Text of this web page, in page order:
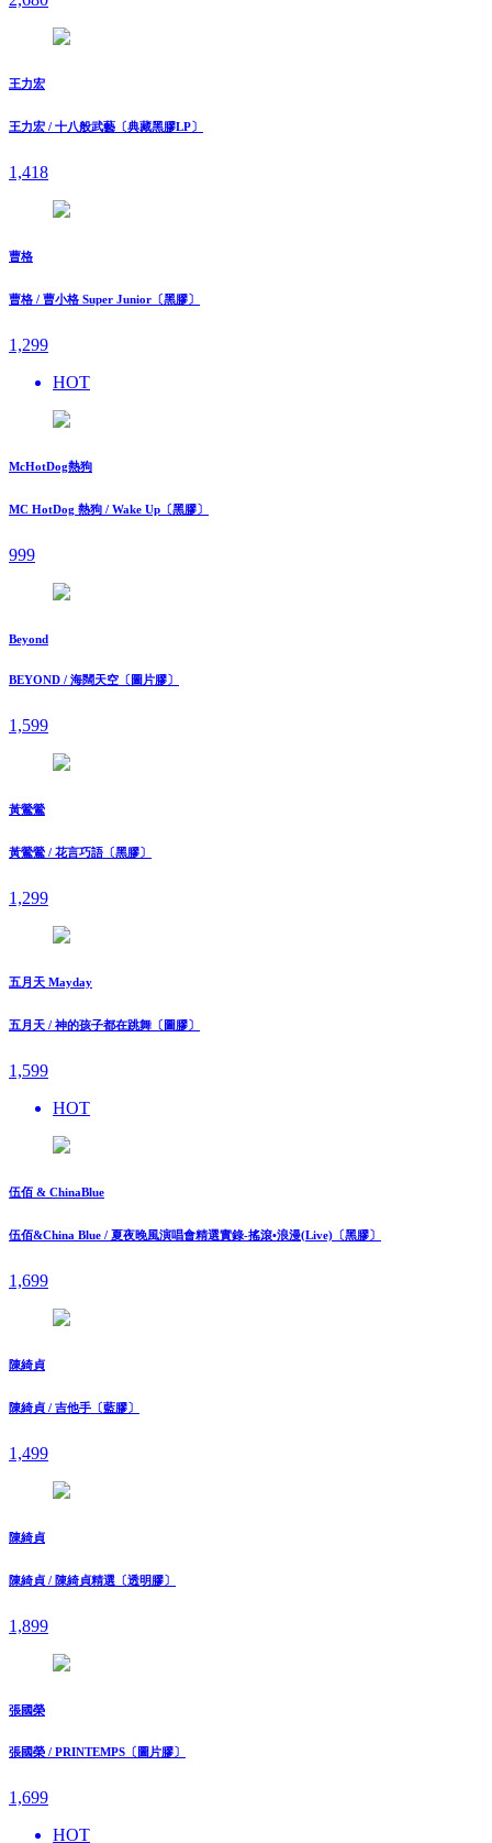
王力宏
王力宏 / 十八般武藝〔典藏黑膠LP〕
1,418
曹格
曹格 / 曹小格 Super Junior〔黑膠〕
1,299
HOT
McHotDog熱狗
MC HotDog 熱狗 / Wake Up〔黑膠〕
999
Beyond
BEYOND / 海闊天空〔圖片膠〕
1,599
黃鶯鶯
黃鶯鶯 / 花言巧語〔黑膠〕
1,299
五月天 Mayday
五月天 / 神的孩子都在跳舞〔圖膠〕
1,599
HOT
伍佰 & ChinaBlue
伍佰&China Blue / 夏夜晚風演唱會精選實錄-搖滾•浪漫(Live)〔黑膠〕
1,699
陳綺貞
陳綺貞 / 吉他手〔藍膠〕
1,499
陳綺貞
陳綺貞 / 陳綺貞精選〔透明膠〕
1,899
張國榮
張國榮 / PRINTEMPS〔圖片膠〕
1,699
HOT